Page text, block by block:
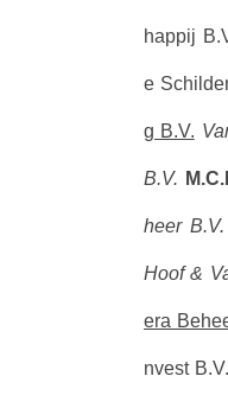
happij
e
g B.V.
B.V.
heer B.V.
Hoof &
era
nvest B.V.